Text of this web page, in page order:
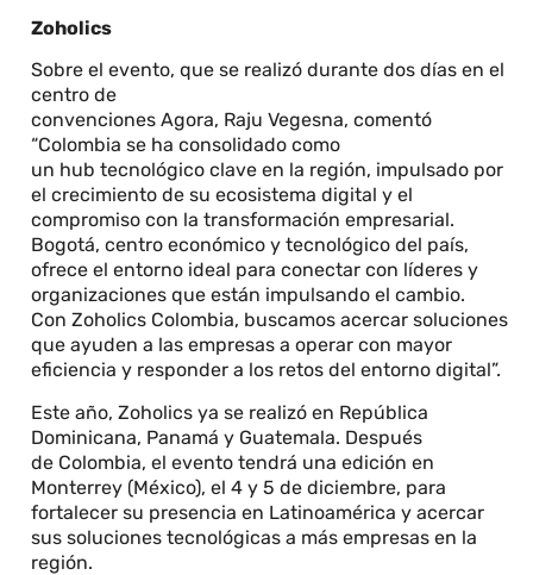
Zoholics
Sobre el evento, que se realizó durante dos días en el
centro de
convenciones Agora, Raju Vegesna, comentó
“Colombia se ha consolidado como
un hub tecnológico clave en la región, impulsado por
el crecimiento de su ecosistema digital y el
compromiso con la transformación empresarial.
Bogotá, centro económico y tecnológico del país,
ofrece el entorno ideal para conectar con líderes y
organizaciones que están impulsando el cambio.
Con Zoholics Colombia, buscamos acercar soluciones
que ayuden a las empresas a operar con mayor
eficiencia y responder a los retos del entorno digital”.
Este año, Zoholics ya se realizó en República
Dominicana, Panamá y Guatemala. Después
de Colombia, el evento tendrá una edición en
Monterrey (México), el 4 y 5 de diciembre, para
fortalecer su presencia en Latinoamérica y acercar
sus soluciones tecnológicas a más empresas en la
región.